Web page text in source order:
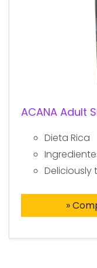
ACANA Adult
Dieta Rica
»